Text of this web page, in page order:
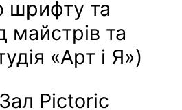
шрифту та
майстрів та
«Арт і Я»)
Pictoric